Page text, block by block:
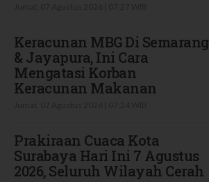
Keracunan MBG Di Semarang
& Jayapura, Ini Cara
Mengatasi Korban
Keracunan Makanan
Prakiraan Cuaca Kota
Surabaya Hari Ini 7 Agustus
2026, Seluruh Wilayah Cerah